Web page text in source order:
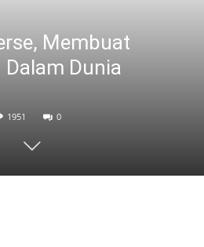
Membuat
Dalam Dunia
1951 0